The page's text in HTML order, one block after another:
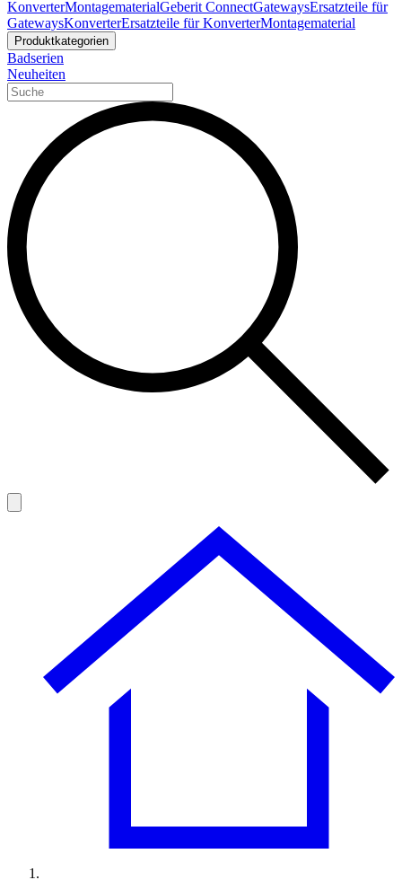
KonverterMontagematerialGeberit ConnectGatewaysErsatzteile für
GatewaysKonverterErsatzteile für KonverterMontagematerial
Produktkategorien
Badserien
Neuheiten